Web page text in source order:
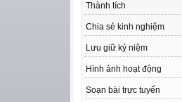
Thành tích
Chia sẻ kinh nghiệm
Lưu giữ kỷ niệm
Hình ảnh hoạt động
Soạn bài trực tuyến